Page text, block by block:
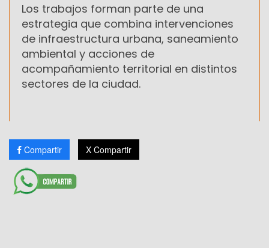
Los trabajos forman parte de una
estrategia que combina intervenciones
de infraestructura urbana, saneamiento
ambiental y acciones de
acompañamiento territorial en distintos
sectores de la ciudad.
Compartir X Compartir